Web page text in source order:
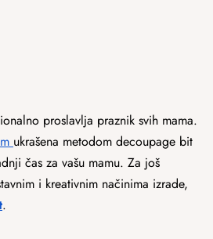
proslavlja praznik svih mama.
ukrašena metodom decoupage bit
čas za vašu mamu. Za još
i kreativnim načinima izrade,
.